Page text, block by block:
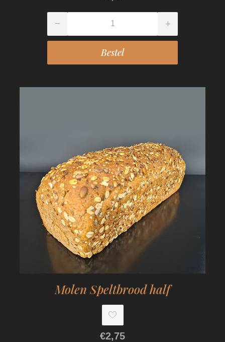
Molen Speltbrood half
€2,75